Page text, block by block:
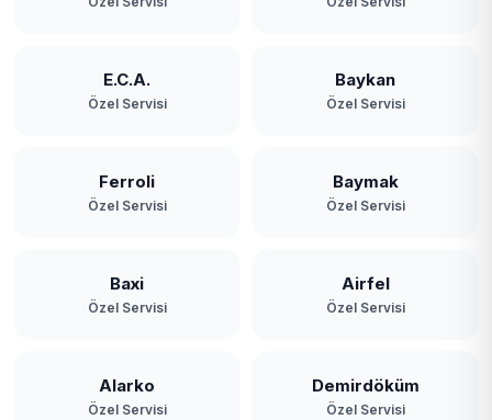
E.C.A.
Özel Servisi
Baykan
Özel Servisi
Ferroli
Özel Servisi
Baymak
Özel Servisi
Baxi
Özel Servisi
Airfel
Özel Servisi
Alarko
Özel Servisi
Demirdöküm
Özel Servisi